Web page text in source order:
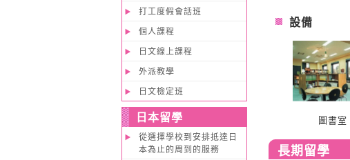
設備
圖書室
長期留學
打工度假會話班
個人課程
日文線上課程
外派教學
日文檢定班
日本留學
從選擇學校到安排抵達日
本為止的周到的服務